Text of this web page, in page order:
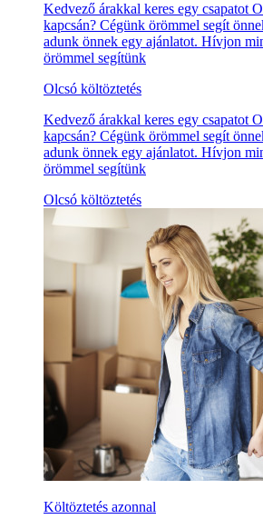
Kedvező árakkal keres egy csapatot
kapcsán? Cégünk örömmel segít
adunk önnek egy ajánlatot. Hívjon
örömmel segítünk
Olcsó költöztetés
Kedvező árakkal keres egy csapatot
kapcsán? Cégünk örömmel segít
adunk önnek egy ajánlatot. Hívjon
örömmel segítünk
Olcsó költöztetés
Költöztetés azonnal